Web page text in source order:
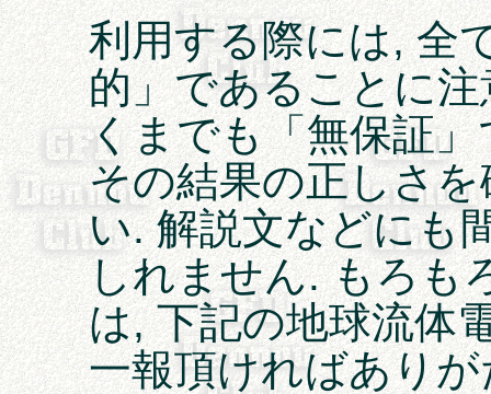
利用する際には, 全
的」であることに
くまでも「無保証
その結果の正しさ
い. 解説文などにも
しれません. もろも
は, 下記の地球流体
一報頂ければあり